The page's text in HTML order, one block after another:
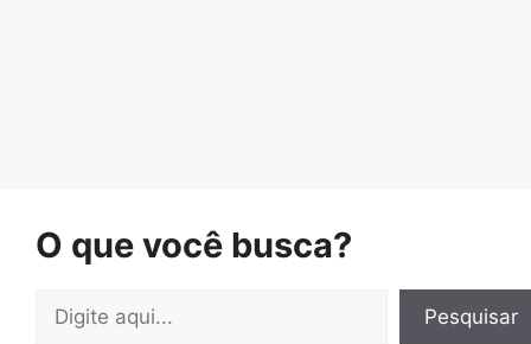
O que você busca?
Pesquisar
Pesquisar